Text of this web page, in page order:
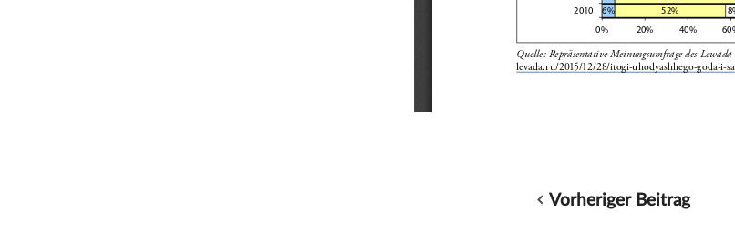
Vorheriger Beitrag